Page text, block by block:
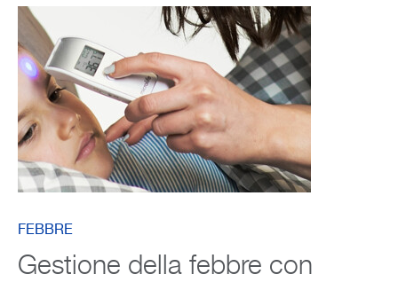
FEBBRE
Gestione della febbre con